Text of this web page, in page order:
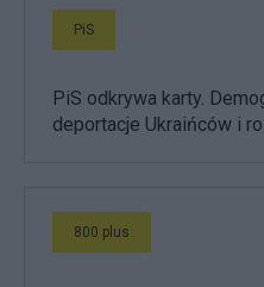
PiS
PiS odkrywa karty.
deportacje Ukraińców i
800 plus